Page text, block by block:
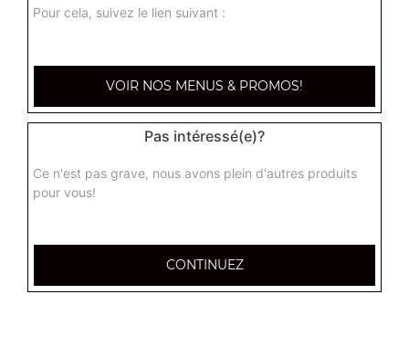
2.00€
Schweppes agrum 33 cl
2.00€
Pour cela, suivez le lien suivant :
VOIR NOS MENUS & PROMOS!
Pas intéressé(e)?
Ce n'est pas grave, nous avons plein d'autres produits
pour vous!
CONTINUEZ